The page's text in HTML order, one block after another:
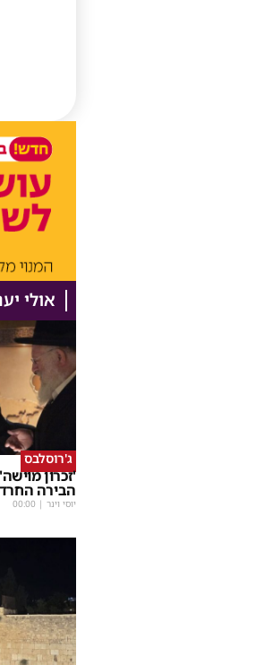
אולי
ג'רוסלבס
'זכרון
הבירה
יוסי וינר |
00:00